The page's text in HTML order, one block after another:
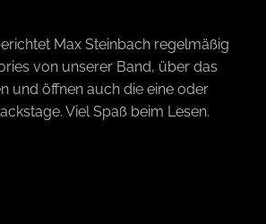
Max Steinbach regelmäßig
von unserer Band, über das
und öffnen auch die eine oder
Viel Spaß beim Lesen.